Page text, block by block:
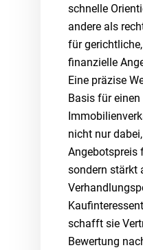
schnelle
andere als
für
finanzielle
Eine präzise
Basis für
nicht nur
Angebotspreis
sondern stärkt
schafft sie
Bewertung